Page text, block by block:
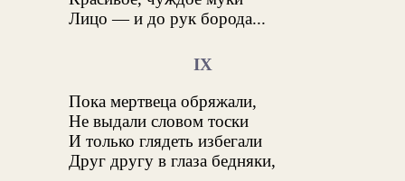
Лицо — и до рук борода...
IX
Пока мертвеца обряжали,
Не выдали словом тоски
И только глядеть избегали
Друг другу в глаза бедняки,